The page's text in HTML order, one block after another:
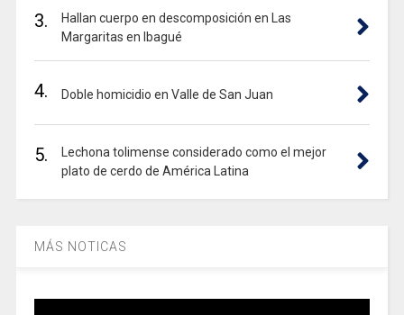
3.
Hallan cuerpo en descomposición en Las
Margaritas en Ibagué
4. Doble homicidio en Valle de San Juan
5.
Lechona tolimense considerado como el mejor
plato de cerdo de América Latina
MÁS NOTICAS